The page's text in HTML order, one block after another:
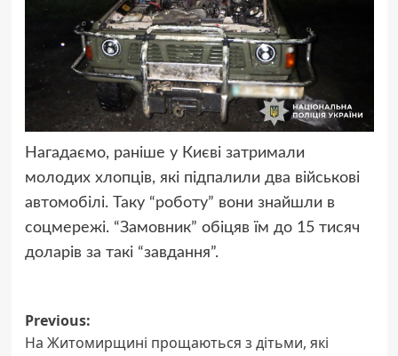
Нагадаємо, раніше у Києві затримали
молодих хлопців, які підпалили два військові
автомобілі. Таку “роботу” вони знайшли в
соцмережі. “Замовник” обіцяв їм до 15 тисяч
доларів за такі “завдання”.
Post
Previous:
На Житомирщині прощаються з дітьми, які